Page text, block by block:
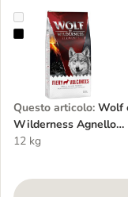
Wolf of Wilderness
Questo articolo: Wolf
Wilderness Agnello
Monoprotein "Fiery
12 kg